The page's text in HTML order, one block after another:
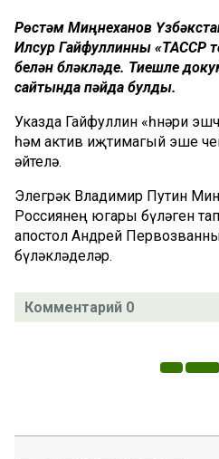
Рөстәм Миңнеханов
Илсур Гайфуллинны «ТАССР
белән бүләкләде. Тиешле
сайтында пәйда булды.
Указда Гайфуллин «һөнәри
һәм актив иҗтимагый эше
әйтелә.
Элегрәк Владимир Путин
Россиянең югары бүләген
апостол Андрей
бүләкләделәр.
Комментарий 0